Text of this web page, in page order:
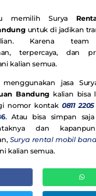
memilih Surya
untuk di jadikan
Karena team
terpercaya, dan
kalian semua.
jasa
Bandung kalian bisa
nomor kontak 0811
. Atau bisa simpan
dan
Surya rental mobil
kalian semua.